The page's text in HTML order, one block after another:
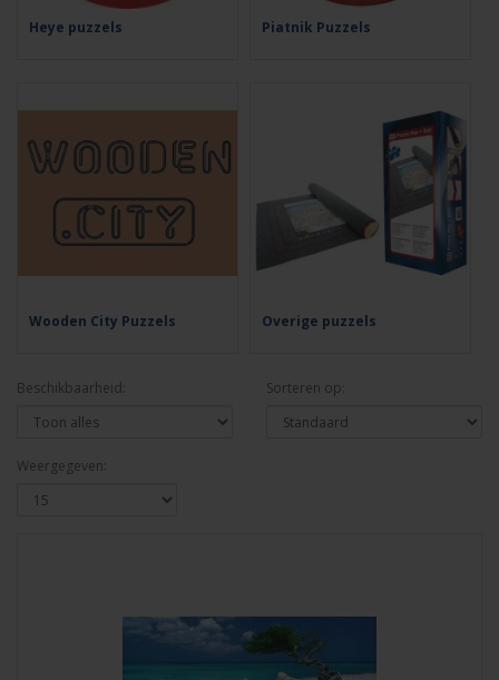
Heye puzzels Piatnik Puzzels
Wooden City Puzzels Overige puzzels
Beschikbaarheid: Sorteren op:
Weergegeven: